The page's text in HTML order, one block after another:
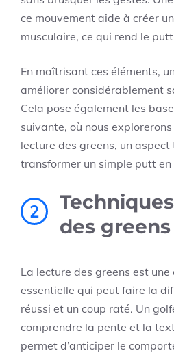
ce mouvement aide à créer
musculaire, ce qui rend le
En maîtrisant ces éléments,
améliorer considérablement
Cela pose également les
suivante, où nous
lecture des greens, un
transformer un simple putt
2
des greens
La lecture des greens est une
essentielle qui peut faire la
réussi et un coup raté. Un
comprendre la pente et la
permet d’anticiper le